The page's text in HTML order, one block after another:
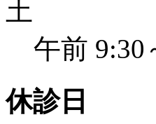
土
午前
休診日